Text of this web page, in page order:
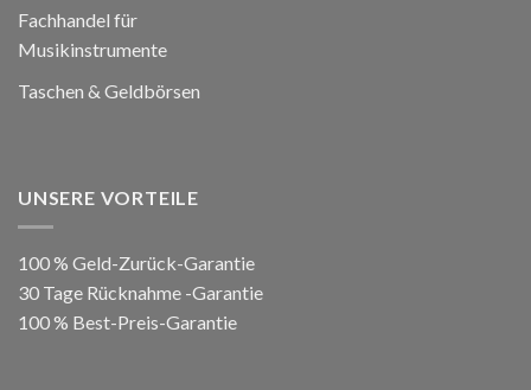
Fachhandel für
Musikinstrumente
Taschen & Geldbörsen
UNSERE VORTEILE
100 % Geld-Zurück-Garantie
30 Tage Rücknahme -Garantie
100 % Best-Preis-Garantie